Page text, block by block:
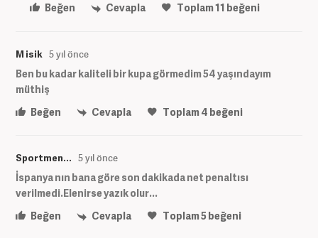
Beğen
Cevapla Toplam11 beğeni
M isik 5 yıl önce
Ben bu kadar kaliteli bir kupa görmedim 54 yaşındayım
müthiş
Beğen
Cevapla Toplam4 beğeni
Sportmen... 5 yıl önce
İspanya nın bana göre son dakikada net penaltısı
verilmedi.Elenirse yazık olur...
Beğen
Cevapla Toplam5beğeni